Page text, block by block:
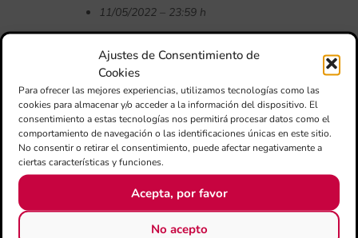
Ajustes de Consentimiento de
Cookies
Para ofrecer las mejores experiencias, utilizamos tecnologías como las
cookies para almacenar y/o acceder a la información del dispositivo. El
consentimiento a estas tecnologías nos permitirá procesar datos como el
comportamiento de navegación o las identificaciones únicas en este sitio.
No consentir o retirar el consentimiento, puede afectar negativamente a
ciertas características y funciones.
Acepta, por favor
No acepto
11/05/2022 – 23:59 h
ORGANIZA:
Centro de Estudios de la FSMCV
14 May 2022